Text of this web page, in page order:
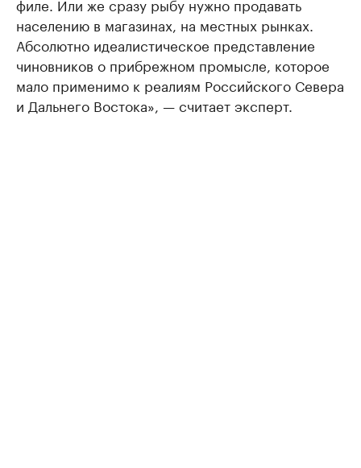
филе. Или же сразу рыбу нужно продавать
населению в магазинах, на местных рынках.
Абсолютно идеалистическое представление
чиновников о прибрежном промысле, которое
мало применимо к реалиям Российского Севера
и Дальнего Востока», — считает эксперт.